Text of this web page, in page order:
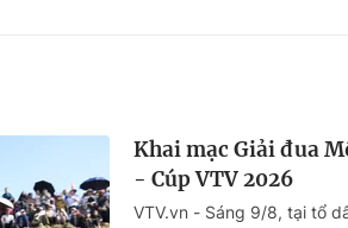
Khai mạc Giải đua
- Cúp VTV 2026
VTV.vn - Sáng 9/8, tại tổ